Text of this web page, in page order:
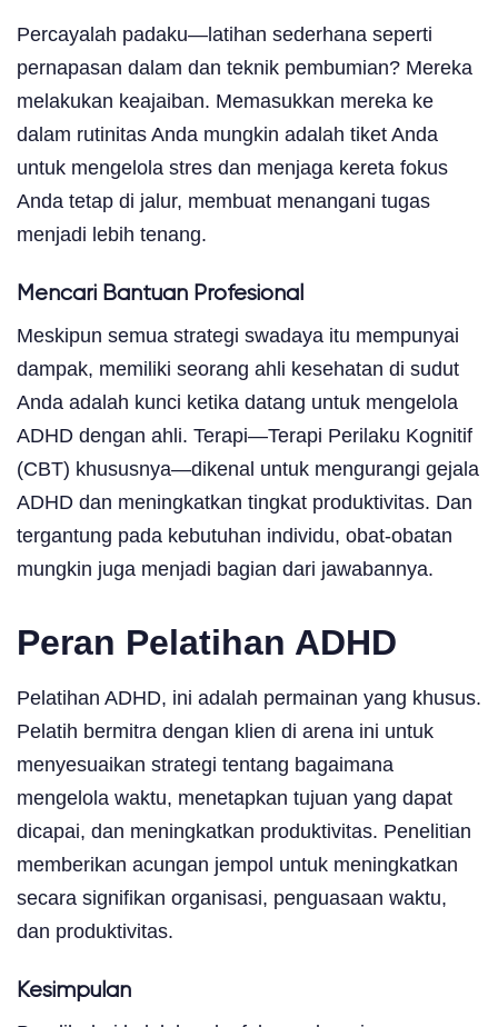
Percayalah padaku—latihan sederhana seperti
pernapasan dalam dan teknik pembumian? Mereka
melakukan keajaiban. Memasukkan mereka ke
dalam rutinitas Anda mungkin adalah tiket Anda
untuk mengelola stres dan menjaga kereta fokus
Anda tetap di jalur, membuat menangani tugas
menjadi lebih tenang.
Mencari Bantuan Profesional
Meskipun semua strategi swadaya itu mempunyai
dampak, memiliki seorang ahli kesehatan di sudut
Anda adalah kunci ketika datang untuk mengelola
ADHD dengan ahli. Terapi—Terapi Perilaku Kognitif
(CBT) khususnya—dikenal untuk mengurangi gejala
ADHD dan meningkatkan tingkat produktivitas. Dan
tergantung pada kebutuhan individu, obat-obatan
mungkin juga menjadi bagian dari jawabannya.
Peran Pelatihan ADHD
Pelatihan ADHD, ini adalah permainan yang khusus.
Pelatih bermitra dengan klien di arena ini untuk
menyesuaikan strategi tentang bagaimana
mengelola waktu, menetapkan tujuan yang dapat
dicapai, dan meningkatkan produktivitas. Penelitian
memberikan acungan jempol untuk meningkatkan
secara signifikan organisasi, penguasaan waktu,
dan produktivitas.
Kesimpulan